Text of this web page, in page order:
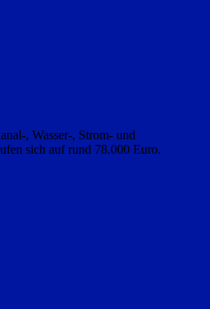
, Wasser-, Strom- und
sich auf rund 78.000 Euro.